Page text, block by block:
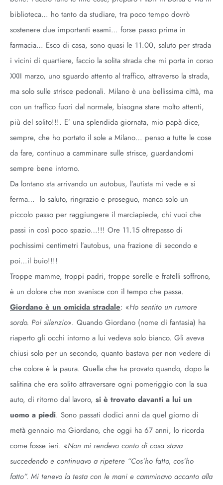
biblioteca… ho tanto da studiare, tra poco tempo dovrò
sostenere due importanti esami… forse passo prima in
farmacia… Esco di casa, sono quasi le 11.00, saluto per strada
i vicini di quartiere, faccio la solita strada che mi porta in corso
XXII marzo, uno sguardo attento al traffico, attraverso la strada,
ma solo sulle strisce pedonali. Milano è una bellissima città, ma
con un traffico fuori dal normale, bisogna stare molto attenti,
più del solito!!!. E’ una splendida giornata, mio papà dice,
sempre, che ho portato il sole a Milano… penso a tutte le cose
da fare, continuo a camminare sulle strisce, guardandomi
sempre bene intorno.
Da lontano sta arrivando un autobus, l’autista mi vede e si
ferma… lo saluto, ringrazio e proseguo, manca solo un
piccolo passo per raggiungere il marciapiede, chi vuoi che
passi in così poco spazio…!!! Ore 11.15 oltrepasso di
pochissimi centimetri l’autobus, una frazione di secondo e
poi…il buio!!!!
Troppe mamme, troppi padri, troppe sorelle e fratelli soffrono,
è un dolore che non svanisce con il tempo che passa.
Giordano è un omicida stradale: «Ho sentito un rumore
sordo. Poi silenzio». Quando Giordano (nome di fantasia) ha
riaperto gli occhi intorno a lui vedeva solo bianco. Gli aveva
chiusi solo per un secondo, quanto bastava per non vedere di
che colore è la paura. Quella che ha provato quando, dopo la
salitina che era solito attraversare ogni pomeriggio con la sua
auto, di ritorno dal lavoro, si è trovato davanti a lui un
uomo a piedi. Sono passati dodici anni da quel giorno di
metà gennaio ma Giordano, che oggi ha 67 anni, lo ricorda
come fosse ieri. «Non mi rendevo conto di cosa stava
succedendo e continuavo a ripetere “Cos’ho fatto, cos’ho
fatto”. Mi tenevo la testa con le mani e camminavo accanto alla